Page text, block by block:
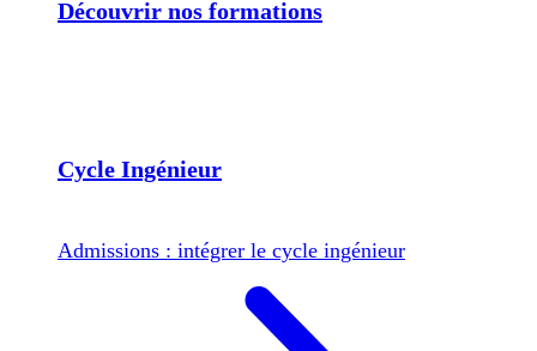
Découvrir nos formations
Cycle Ingénieur
Admissions : intégrer le cycle ingénieur